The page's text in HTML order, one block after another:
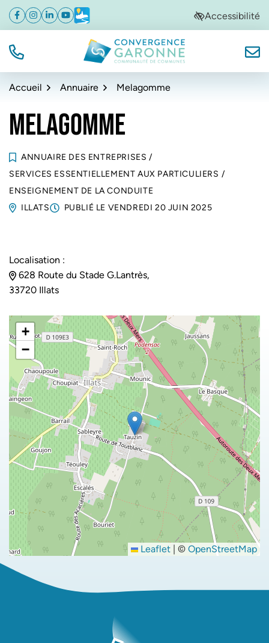
Aller
navigation
Aller
au
Aller
au
de
Facebook
(ouverture dans un nouvel onglet)
Instagram
(ouverture dans un nouvel onglet)
Linkedin
(ouverture dans un nouvel onglet)
YouTube
(ouverture dans un nouvel onglet)
Météo
(ouverture dans un nouvel onglet)Accessibilité
TÉL. Convergence Garonne
Accueil Annuaire Melagomme
MELAGOMME
ANNUAIRE DES ENTREPRISES /
SERVICES ESSENTIELLEMENT AUX PARTICULIERS /
ENSEIGNEMENT DE LA CONDUITE
ILLATS
PUBLIÉ LE VENDREDI 20 JUIN 2025
Localisation :
628 Route du Stade G.Lantrès,
33720 Illats
+
−
Leaflet | © OpenStreetMap